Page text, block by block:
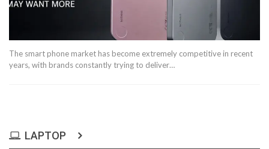
The smart phone market has become extremely competitive in recent
years, with brands constantly trying to deliver…
LAPTOP